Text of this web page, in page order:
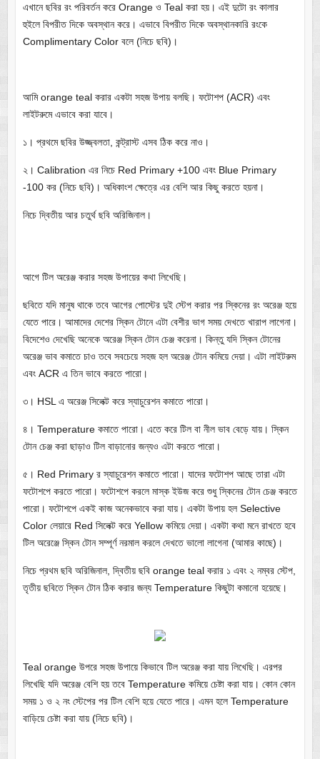
এখানে ছবির রং পরিবর্তন করে Orange ও Teal করা হয়। এই দুটো রং কালার
হুইলে বিপরীত দিকে অবস্থান করে। এভাবে বিপরীত দিকে অবস্থানকারি রংকে
Complimentary Color বলে (নিচে ছবি)।
আমি orange teal করার একটা সহজ উপায় বলছি। ফটোশপ (ACR) এবং
লাইটরুমে এভাবে করা যাবে।
১। প্রথমে ছবির উজ্জ্বলতা, কন্ট্রাস্ট এসব ঠিক করে নাও।
২। Calibration এর নিচে Red Primary +100 এবং Blue Primary
-100 কর (নিচে ছবি)। অধিকাংশ ক্ষেত্রে এর বেশি আর কিছু করতে হয়না।
নিচে দ্বিতীয় আর চতুর্থ ছবি অরিজিনাল।
আগে টিল অরেঞ্জ করার সহজ উপায়ের কথা লিখেছি।
ছবিতে যদি মানুষ থাকে তবে আগের পোস্টের দুই স্টেপ করার পর স্কিনের রং অরেঞ্জ হয়ে
যেতে পারে। আমাদের দেশের স্কিন টোনে এটা বেশীর ভাগ সময় দেখতে খারাপ লাগেনা।
বিদেশেও দেখেছি অনেকে অরেঞ্জ স্কিন টোন চেঞ্জ করেনা। কিন্তু যদি স্কিন টোনের
অরেঞ্জ ভাব কমাতে চাও তবে সবচেয়ে সহজ হল অরেঞ্জ টোন কমিয়ে দেয়া। এটা লাইটরুম
এবং ACR এ তিন ভাবে করতে পারো।
৩। HSL এ অরেঞ্জ সিলেক্ট করে স্যাচুরেশন কমাতে পারো।
৪। Temperature কমাতে পারো। এতে করে টিল বা নীল ভাব বেড়ে যায়। স্কিন
টোন চেঞ্জ করা ছাড়াও টিল বাড়ানোর জন্যও এটা করতে পারো।
৫। Red Primary র স্যাচুরেশন কমাতে পারো। যাদের ফটোশপ আছে তারা এটা
ফটোশপে করতে পারো। ফটোশপে করলে মাস্ক ইউজ করে শুধু স্কিনের টোন চেঞ্জ করতে
পারো। ফটোশপে একই কাজ অনেকভাবে করা যায়। একটা উপায় হল Selective
Color লেয়ারে Red সিলেক্ট করে Yellow কমিয়ে দেয়া। একটা কথা মনে রাখতে হবে
টিল অরেঞ্জে স্কিন টোন সম্পূর্ণ নরমাল করলে দেখতে ভালো লাগেনা (আমার কাছে)।
নিচে প্রথম ছবি অরিজিনাল, দ্বিতীয় ছবি orange teal করার ১ এবং ২ নম্বর স্টেপ,
তৃতীয় ছবিতে স্কিন টোন ঠিক করার জন্য Temperature কিছুটা কমানো হয়েছে।
Teal orange উপরে সহজ উপায়ে কিভাবে টিল অরেঞ্জ করা যায় লিখেছি। এরপর
লিখেছি যদি অরেঞ্জ বেশি হয় তবে Temperature কমিয়ে চেষ্টা করা যায়। কোন কোন
সময় ১ ও ২ নং স্টেপের পর টিল বেশি হয়ে যেতে পারে। এমন হলে Temperature
বাড়িয়ে চেষ্টা করা যায় (নিচে ছবি)।